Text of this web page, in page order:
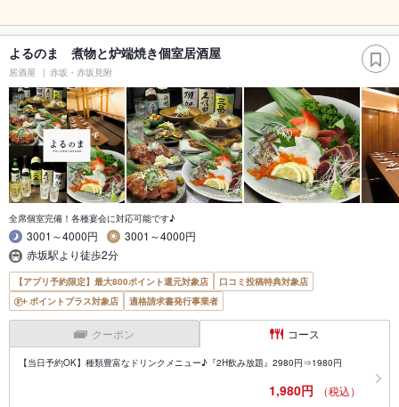
よるのま 煮物と炉端焼き個室居酒屋
居酒屋 赤坂・赤坂見附
全席個室完備！各種宴会に対応可能です♪
3001～4000円
3001～4000円
赤坂駅より徒歩2分
【アプリ予約限定】最大800ポイント還元対象店
口コミ投稿特典対象店
ポイントプラス対象店
適格請求書発行事業者
クーポン コース
【当日予約OK】種類豊富なドリンクメニュー♪『2H飲み放題』2980円⇒1980円
1,980円 （税込）